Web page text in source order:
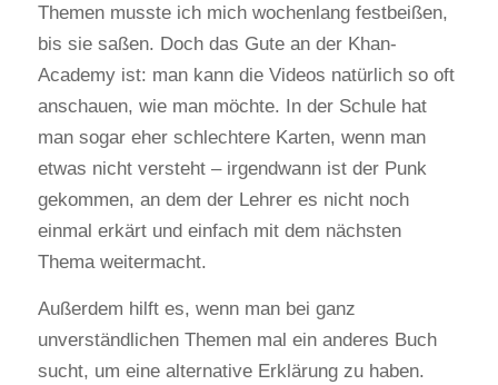
Themen musste ich mich wochenlang festbeißen,
bis sie saßen. Doch das Gute an der Khan-
Academy ist: man kann die Videos natürlich so oft
anschauen, wie man möchte. In der Schule hat
man sogar eher schlechtere Karten, wenn man
etwas nicht versteht – irgendwann ist der Punk
gekommen, an dem der Lehrer es nicht noch
einmal erkärt und einfach mit dem nächsten
Thema weitermacht.
Außerdem hilft es, wenn man bei ganz
unverständlichen Themen mal ein anderes Buch
sucht, um eine alternative Erklärung zu haben.